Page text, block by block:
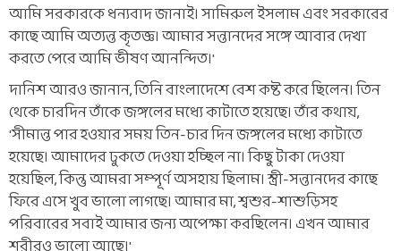
আমি সরকারকে ধন্যবাদ জানাই। সামিরুল ইসলাম এবং সরকারের
কাছে আমি অত্যন্ত কৃতজ্ঞ। আমার সন্তানদের সঙ্গে আবার দেখা
করতে পেরে আমি ভীষণ আনন্দিত।'
দানিশ আরও জানান, তিনি বাংলাদেশে বেশ কষ্ট করে ছিলেন। তিন
থেকে চারদিন তাঁকে জঙ্গলের মধ্যে কাটাতে হয়েছে। তাঁর কথায়,
'সীমান্ত পার হওয়ার সময় তিন-চার দিন জঙ্গলের মধ্যে কাটাতে
হয়েছে। আমাদের ঢুকতে দেওয়া হচ্ছিল না। কিছু টাকা দেওয়া
হয়েছিল, কিন্তু আমরা সম্পূর্ণ অসহায় ছিলাম। স্ত্রী-সন্তানদের কাছে
ফিরে এসে খুব ভালো লাগছে। আমার মা, শ্বশুর-শাশুড়িসহ
পরিবারের সবাই আমার জন্য অপেক্ষা করছিলেন। এখন আমার